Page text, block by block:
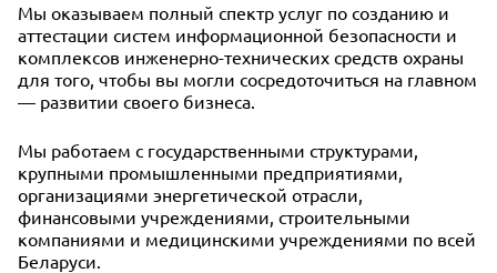
Мы оказываем полный спектр услуг по созданию и
аттестации систем информационной безопасности и
комплексов инженерно-технических средств охраны
для того, чтобы вы могли сосредоточиться на главном
— развитии своего бизнеса.
Мы работаем с государственными структурами,
крупными промышленными предприятиями,
организациями энергетической отрасли,
финансовыми учреждениями, строительными
компаниями и медицинскими учреждениями по всей
Беларуси.